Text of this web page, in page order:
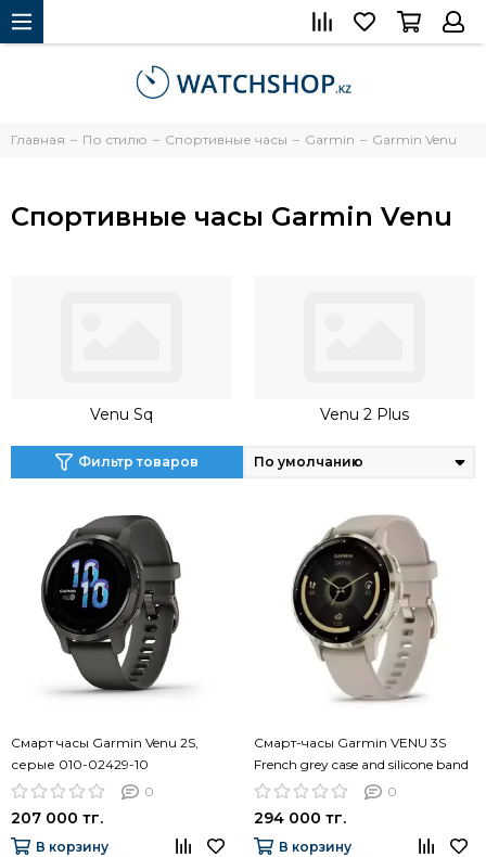
Главная По стилю Спортивные часы Garmin Garmin Venu
Спортивные часы Garmin Venu
Venu Sq Venu 2 Plus
Фильтр товаров
Смарт часы Garmin Venu 2S,
серые 010-02429-10
0
207 000 тг.
В корзину
Смарт-часы Garmin VENU 3S
French grey case and silicone band
010-02785-02
0
294 000 тг.
В корзину